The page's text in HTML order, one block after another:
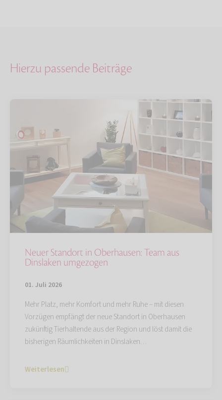
Hierzu passende Beiträge
Neuer Standort in Oberhausen: Team aus
Dinslaken umgezogen
01. Juli 2026
Mehr Platz, mehr Komfort und mehr Ruhe – mit diesen
Vorzügen empfängt der neue Standort in Oberhausen
zukünftig Tierhaltende aus der Region und löst damit die
bisherigen Räumlichkeiten in Dinslaken…
Weiterlesen